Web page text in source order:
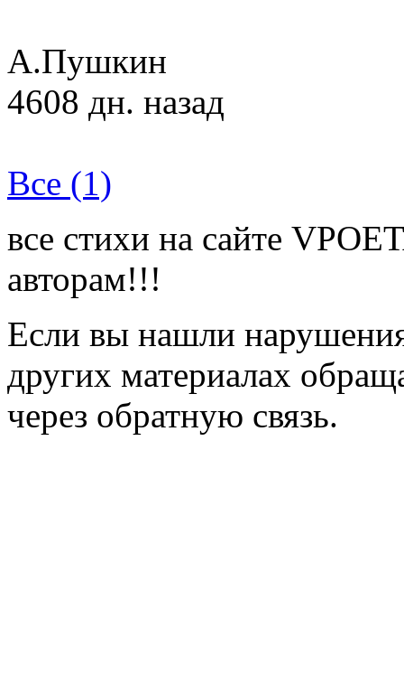
А.Пушкин
4608 дн. назад
Все (1)
все стихи на сайте
авторам!!!
Если вы нашли
других материалах
через обратную связь.